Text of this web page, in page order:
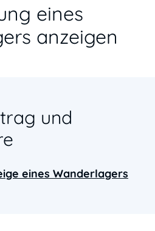
eines
anzeigen
und
eines Wanderlagers